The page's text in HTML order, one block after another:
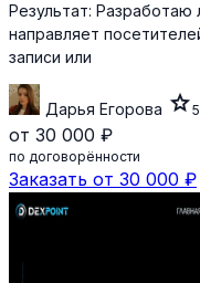
Результат: Разработаю
направляет
записи или
Дарья Егорова star
от 30 000 ₽
по договорённости
Заказать от 30 000 ₽